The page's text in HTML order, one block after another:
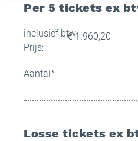
Per 5 tickets ex
inclusief btw
Prijs:
Aantal*
Losse tickets ex